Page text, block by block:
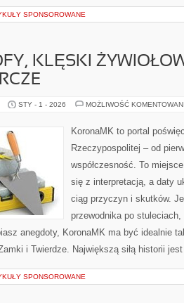
SPONSOROWANE
KLĘSKI
STY - 1 - 2026 MOŻLIWOŚĆ
KoronaMK to portal
Rzeczypospolitej – od
współczesność. To
się z interpretacją, a daty
ciąg przyczyn i skutków.
przewodnika po
anegdoty, KoronaMK ma być idealnie
i Twierdze. Największą siłą historii
SPONSOROWANE